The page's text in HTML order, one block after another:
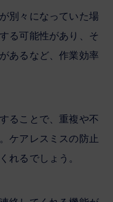
別々になっていた場
る可能性があり、そ
あるなど、作業効率
ることで、重複や不
ケアレスミスの防止
れるでしょう。